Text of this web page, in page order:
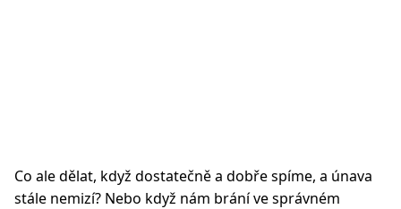
Co ale dělat, když dostatečně a dobře spíme, a únava
stále nemizí? Nebo když nám brání ve správném